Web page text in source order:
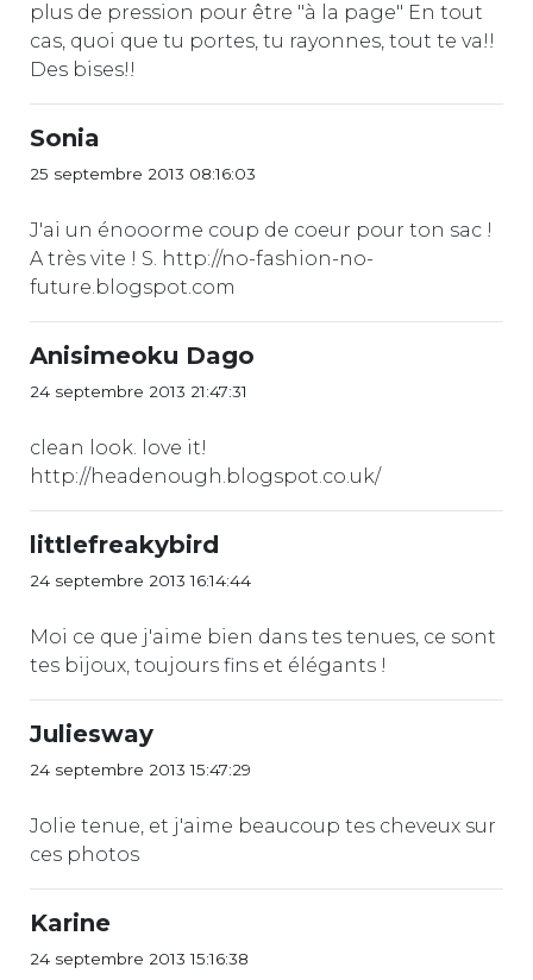
plus de pression pour être "à la page" En tout
cas, quoi que tu portes, tu rayonnes, tout te va!!
Des bises!!
Sonia
25 septembre 2013 08:16:03
J'ai un énooorme coup de coeur pour ton sac !
A très vite ! S. http://no-fashion-no-
future.blogspot.com
Anisimeoku Dago
24 septembre 2013 21:47:31
clean look. love it!
http://headenough.blogspot.co.uk/
littlefreakybird
24 septembre 2013 16:14:44
Moi ce que j'aime bien dans tes tenues, ce sont
tes bijoux, toujours fins et élégants !
Juliesway
24 septembre 2013 15:47:29
Jolie tenue, et j'aime beaucoup tes cheveux sur
ces photos
Karine
24 septembre 2013 15:16:38